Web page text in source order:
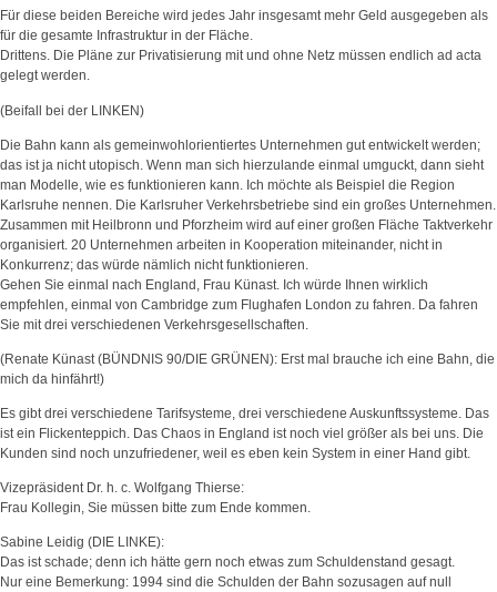
Für diese beiden Bereiche wird jedes Jahr insgesamt mehr Geld ausgegeben als
für die gesamte Infrastruktur in der Fläche.
Drittens. Die Pläne zur Privatisierung mit und ohne Netz müssen endlich ad acta
gelegt werden.
(Beifall bei der LINKEN)
Die Bahn kann als gemeinwohlorientiertes Unternehmen gut entwickelt werden;
das ist ja nicht utopisch. Wenn man sich hierzulande einmal umguckt, dann sieht
man Modelle, wie es funktionieren kann. Ich möchte als Beispiel die Region
Karlsruhe nennen. Die Karlsruher Verkehrsbetriebe sind ein großes Unternehmen.
Zusammen mit Heilbronn und Pforzheim wird auf einer großen Fläche Taktverkehr
organisiert. 20 Unternehmen arbeiten in Kooperation miteinander, nicht in
Konkurrenz; das würde nämlich nicht funktionieren.
Gehen Sie einmal nach England, Frau Künast. Ich würde Ihnen wirklich
empfehlen, einmal von Cambridge zum Flughafen London zu fahren. Da fahren
Sie mit drei verschiedenen Verkehrsgesellschaften.
(Renate Künast (BÜNDNIS 90/DIE GRÜNEN): Erst mal brauche ich eine Bahn, die
mich da hinfährt!)
Es gibt drei verschiedene Tarifsysteme, drei verschiedene Auskunftssysteme. Das
ist ein Flickenteppich. Das Chaos in England ist noch viel größer als bei uns. Die
Kunden sind noch unzufriedener, weil es eben kein System in einer Hand gibt.
Vizepräsident Dr. h. c. Wolfgang Thierse:
Frau Kollegin, Sie müssen bitte zum Ende kommen.
Sabine Leidig (DIE LINKE):
Das ist schade; denn ich hätte gern noch etwas zum Schuldenstand gesagt.
Nur eine Bemerkung: 1994 sind die Schulden der Bahn sozusagen auf null